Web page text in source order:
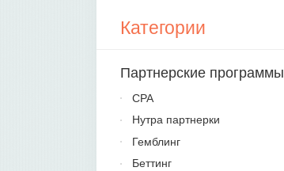
Категории
Партнерские программы
CPA
Нутра партнерки
Гемблинг
Беттинг